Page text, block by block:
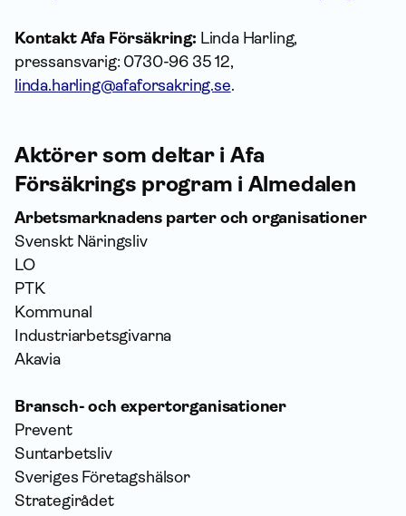
Kontakt Afa Försäkring: Linda Harling,
pressansvarig: 0730-96 35 12,
linda.harling@afaforsakring.se.
Aktörer som deltar i Afa
Försäkrings program i Almedalen
Arbetsmarknadens parter och organisationer
Svenskt Näringsliv
LO
PTK
Kommunal
Industriarbetsgivarna
Akavia
Bransch- och expertorganisationer
Prevent
Suntarbetsliv
Sveriges Företagshälsor
Strategirådet